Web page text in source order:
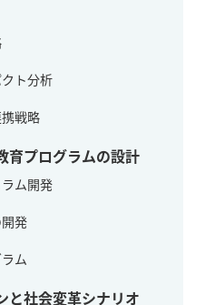
ト分析
戦略
育プログラムの設計
ム開発
発
ム
と社会変革シナリオ